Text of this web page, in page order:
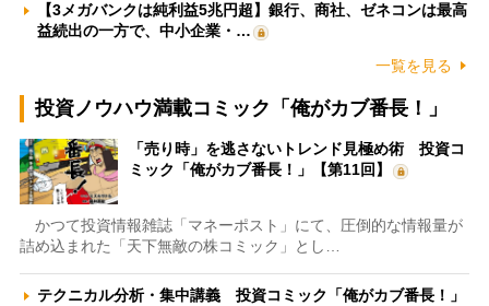
【3メガバンクは純利益5兆円超】銀行、商社、ゼネコンは最高
益続出の一方で、中小企業・…
一覧を見る
投資ノウハウ満載コミック「俺がカブ番長！」
「売り時」を逃さないトレンド見極め術 投資コ
ミック「俺がカブ番長！」【第11回】
かつて投資情報雑誌「マネーポスト」にて、圧倒的な情報量が
詰め込まれた「天下無敵の株コミック」とし…
テクニカル分析・集中講義 投資コミック「俺がカブ番長！」